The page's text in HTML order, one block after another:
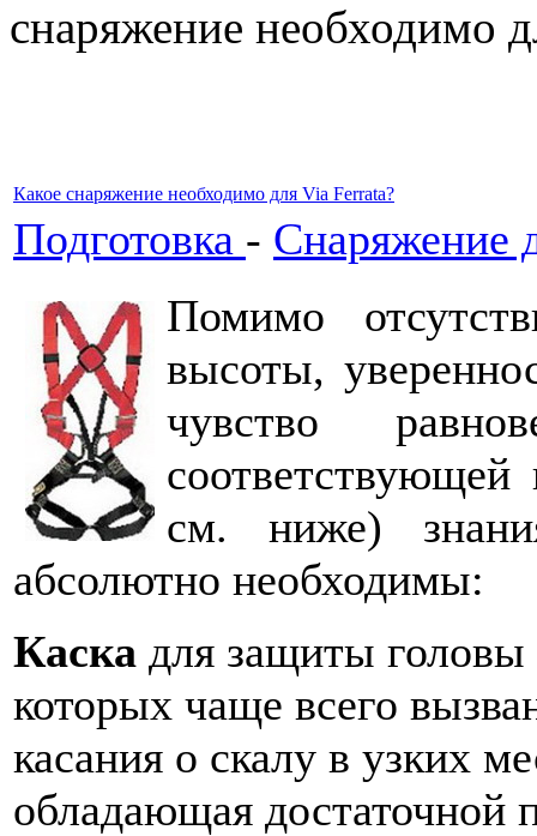
снаряжение необходимо
Какое снаряжение необходимо для Via Ferrata?
Подготовка - Снаряжение
Помимо
высоты,
чувство
см. ниже)
абсолютно необходимы:
Каска для защиты головы
которых чаще всего
касания о скалу в узких
обладающая достаточной